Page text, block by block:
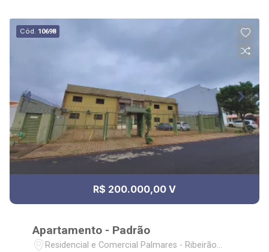
Cód. 10698
R$ 200.000,00 V
Apartamento - Padrão
Residencial e Comercial Palmares - Ribeirão